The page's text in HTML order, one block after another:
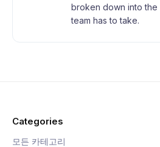
broken down into the
team has to take.
Categories
모든 카테고리